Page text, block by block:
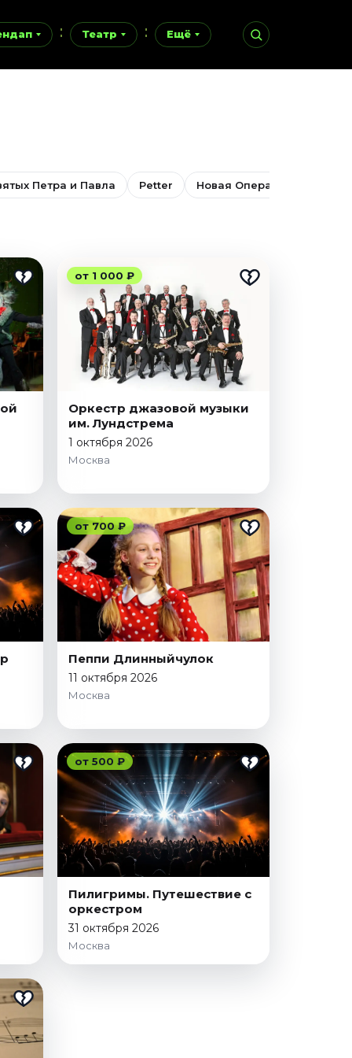
Театр Ещё
Петра и Павла Petter Новая Опера
от 1 000 ₽
Оркестр джазовой музыки
им. Лундстрема
1 октября 2026
Москва
от 700 ₽
Пеппи Длинныйчулок
11 октября 2026
Москва
от 500 ₽
Пилигримы. Путешествие с
оркестром
31 октября 2026
Москва